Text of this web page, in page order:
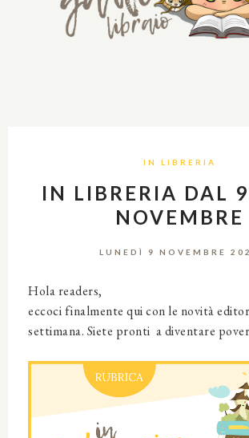
IN LIBRERIA
IN LIBRERIA DAL
NOVEMBRE
LUNEDÌ 9 NOVEMBRE
Hola readers,
eccoci finalmente qui con le novità
settimana. Siete pronti a diventare